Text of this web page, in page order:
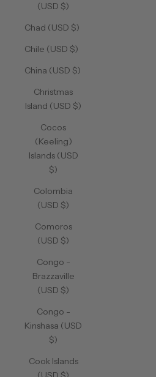
(USD $)
Chad (USD $)
Chile (USD $)
China (USD $)
Christmas
Island (USD $)
Cocos
(Keeling)
Islands (USD
$)
Colombia
(USD $)
Comoros
(USD $)
Congo -
Brazzaville
(USD $)
Congo -
Kinshasa (USD
$)
Cook Islands